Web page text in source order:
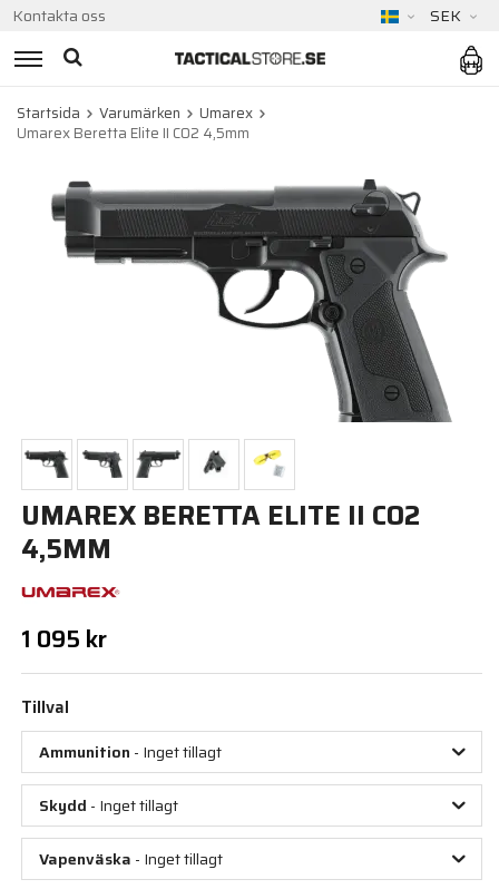
Kontakta oss SEK
Startsida Varumärken
Umarex
Umarex Beretta Elite II CO2 4,5mm
UMAREX BERETTA ELITE II CO2
4,5MM
1 095 kr
Tillval
Ammunition - Inget tillagt
Skydd - Inget tillagt
Vapenväska - Inget tillagt